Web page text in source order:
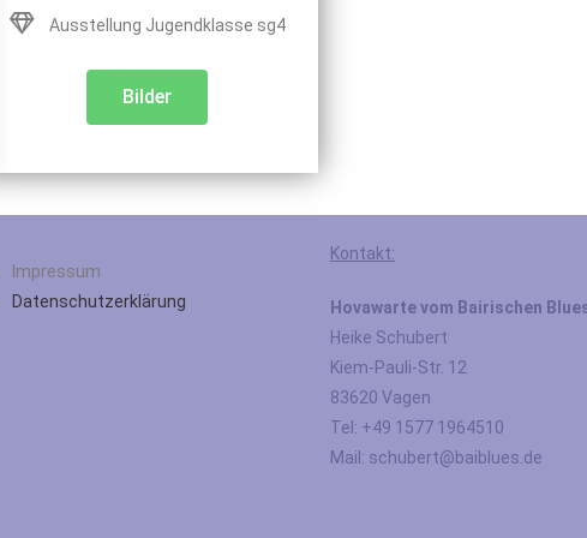
Ausstellung Jugendklasse sg4
Bilder
Impressum
Datenschutzerklärung
Kontakt:
Hovawarte vom Bairischen
Heike Schubert
Kiem-Pauli-Str. 12
83620 Vagen
Tel: +49 1577 1964510
Mail: schubert@baiblues.de